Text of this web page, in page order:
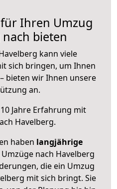
Ihren Umzug
bieten
kann viele
sich bringen, um Ihnen
bieten wir Ihnen unsere
an.
Jahre Erfahrung mit
Havelberg.
haben langjährige
nach Havelberg
die ein Umzug
mit sich bringt. Sie